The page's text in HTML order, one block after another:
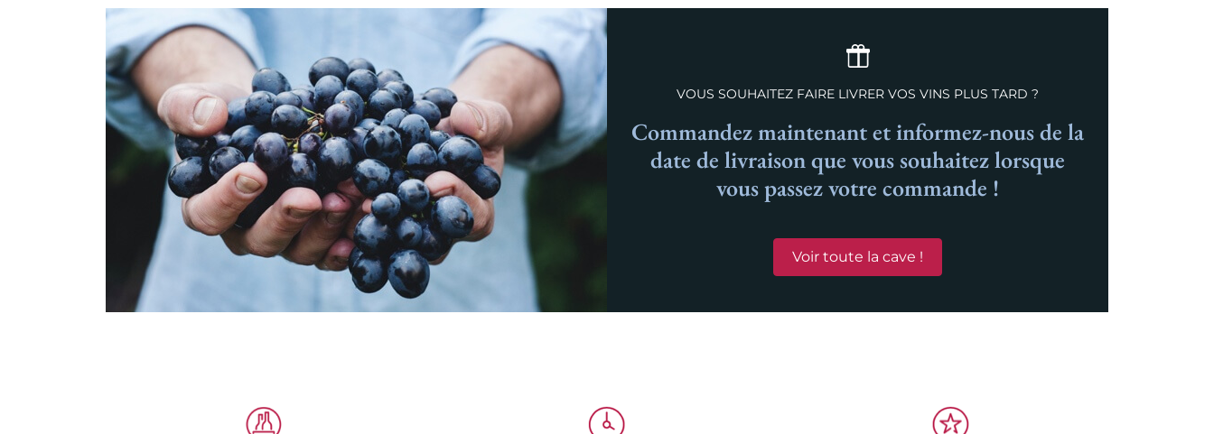
VOUS SOUHAITEZ FAIRE LIVRER VOS VINS PLUS TARD ?
Commandez maintenant et informez-nous de la
date de livraison que vous souhaitez lorsque
vous passez votre commande !
Voir toute la cave !